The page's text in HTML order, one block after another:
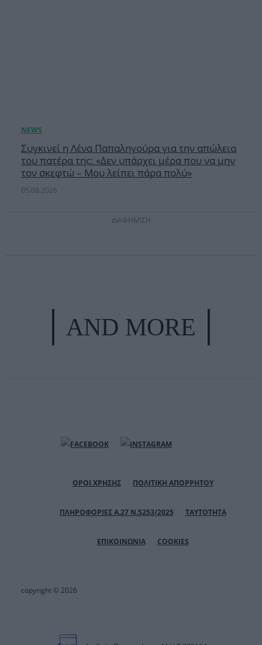
Συγκινεί η Λένα Παπαληγούρα για την απώλεια
του πατέρα της: «Δεν υπάρχει μέρα που να μην
τον σκεφτώ – Μου λείπει πάρα πολύ»
05.08.2026
ΔΙΑΦΗΜΙΣΗ
AND MORE
ΟΡΟΙ ΧΡΗΣΗΣ ΠΟΛΙΤΙΚΗ ΑΠΟΡΡΗΤΟΥ
ΠΛΗΡΟΦΟΡΙΕΣ Α.27 Ν.5253/2025 ΤΑΥΤΟΤΗΤΑ
ΕΠΙΚΟΙΝΩΝΙΑ COOKIES
copyright © 2026